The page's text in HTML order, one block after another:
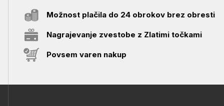
Možnost plačila do 24 obrokov brez obresti
Nagrajevanje zvestobe z Zlatimi točkami
Povsem varen nakup